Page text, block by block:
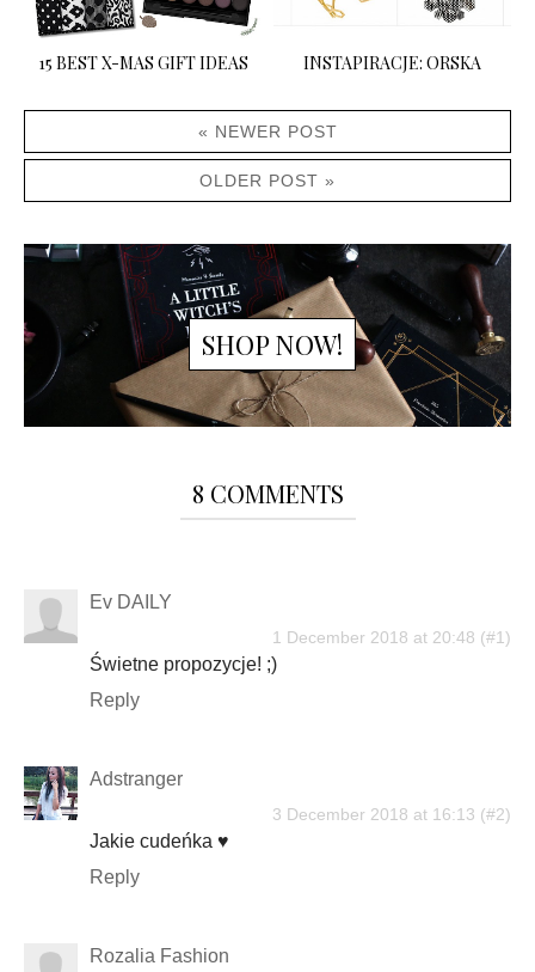
15 BEST X-MAS GIFT IDEAS INSTAPIRACJE: ORSKA
« NEWER POST
OLDER POST »
SHOP NOW!
8 COMMENTS
Ev DAILY
1 December 2018 at 20:48
Świetne propozycje! ;)
Reply
Adstranger
3 December 2018 at 16:13
Jakie cudeńka ♥
Reply
Rozalia Fashion